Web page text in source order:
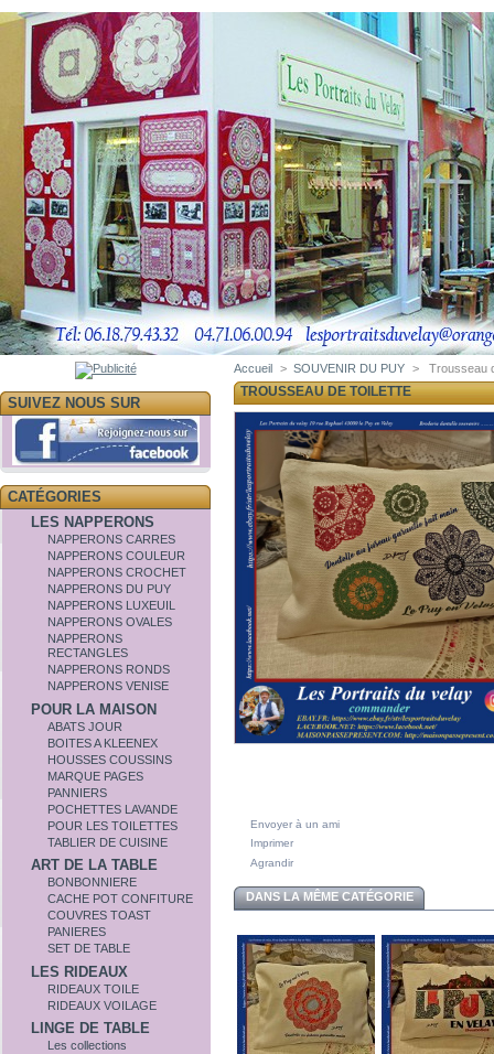
SUIVEZ NOUS SUR
CATÉGORIES
LES NAPPERONS
NAPPERONS CARRES
NAPPERONS COULEUR
NAPPERONS CROCHET
NAPPERONS DU PUY
NAPPERONS LUXEUIL
NAPPERONS OVALES
NAPPERONS
RECTANGLES
NAPPERONS RONDS
NAPPERONS VENISE
POUR LA MAISON
ABATS JOUR
BOITES A KLEENEX
HOUSSES COUSSINS
MARQUE PAGES
PANNIERS
POCHETTES LAVANDE
POUR LES TOILETTES
TABLIER DE CUISINE
ART DE LA TABLE
BONBONNIERE
CACHE POT CONFITURE
COUVRES TOAST
PANIERES
SET DE TABLE
LES RIDEAUX
RIDEAUX TOILE
RIDEAUX VOILAGE
LINGE DE TABLE
Les collections
Accueil > SOUVENIR DU PUY > Trousseau
TROUSSEAU DE TOILETTE
Envoyer à un ami
Imprimer
Agrandir
DANS LA MÊME CATÉGORIE